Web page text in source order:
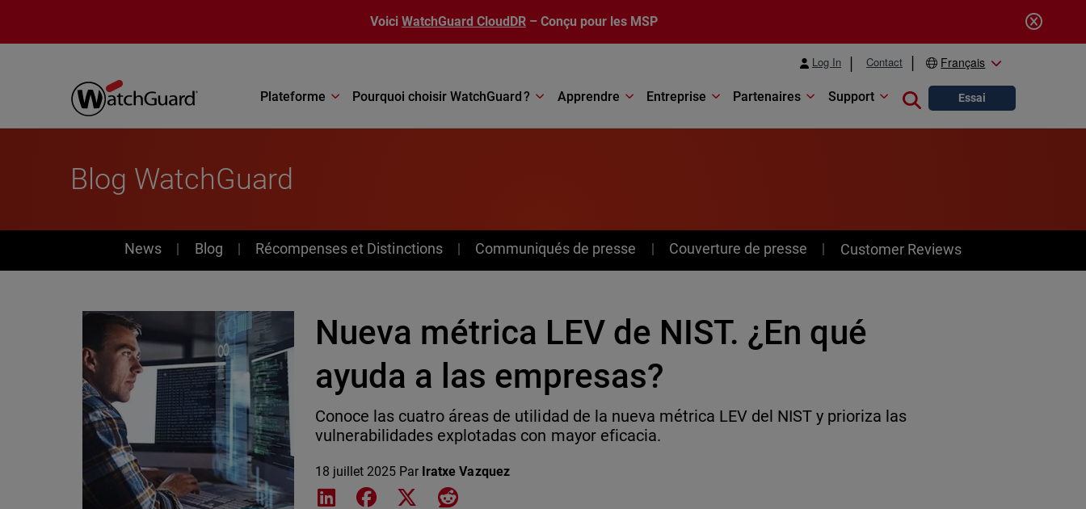
Voici WatchGuard CloudDR – Conçu pour les MSP
Log In Contact Français
Plateforme Pourquoi choisir WatchGuard ? Apprendre Entreprise Partenaires Support Close search
Essai
Blog WatchGuard
News
News Blog Récompenses et Distinctions Communiqués de presse Couverture de presse Customer Reviews
Nueva métrica LEV de NIST. ¿En qué
ayuda a las empresas?
Conoce las cuatro áreas de utilidad de la nueva métrica LEV del NIST y prioriza las
vulnerabilidades explotadas con mayor eficacia.
18 juillet 2025 Par Iratxe Vazquez
Share on LinkedIn
Share on Facebook
Share on XShare on Reddit